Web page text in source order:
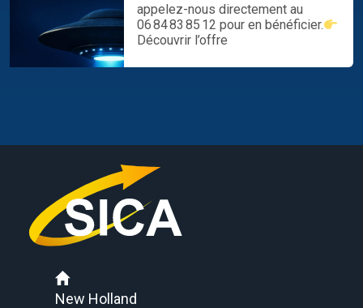
appelez-nous directement au
06 84 83 85 12 pour en bénéficier.
Découvrir l’offre
New Holland